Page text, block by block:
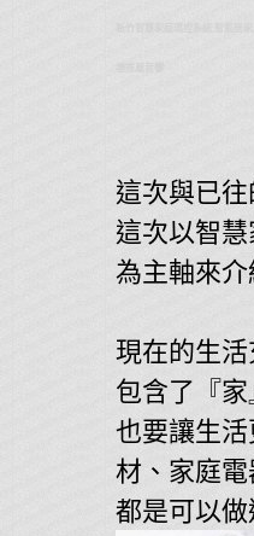
這次與已
這次以智
為主軸來
現在的生
包含了『家
也要讓生
材、家庭電
都是可以做